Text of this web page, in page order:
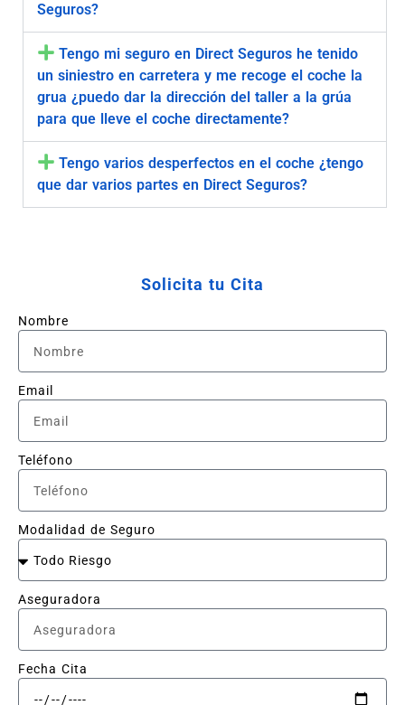
Seguros?
Tengo mi seguro en Direct Seguros he tenido
un siniestro en carretera y me recoge el coche la
grua ¿puedo dar la dirección del taller a la grúa
para que lleve el coche directamente?
Tengo varios desperfectos en el coche ¿tengo
que dar varios partes en Direct Seguros?
Solicita tu Cita
Nombre
Email
Teléfono
Modalidad de Seguro
Aseguradora
Fecha Cita